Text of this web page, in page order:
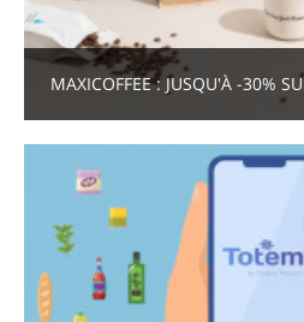
MAXICOFFEE : JUSQU'À -30%